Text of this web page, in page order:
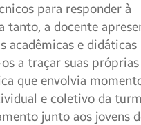
para responder à
tanto, a docente
acadêmicas e didáticas
a traçar suas próprias
que envolvia
e coletivo da
junto aos jovens